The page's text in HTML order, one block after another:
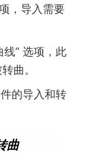
，导入需要
线” 选项，此
曲。
的导入和转
曲